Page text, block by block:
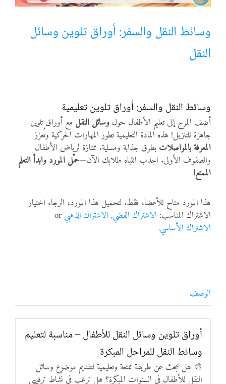
أنواع الموارد
الألعاب التفاعلية
وسائط النقل والسفر: أوراق تلوين وسائل
النقل
وسائط النقل والسفر: أوراق تلوين تعليمية
أضف المرح إلى تعليم الأطفال حول وسائل النقل مع أوراق تلوين
جاهزة للتنزيل! هذه المادة التعليمية تطور المهارات الحركية وتُعزز
المعرفة بالمواصلات بطرق جذابة ومسلية. ممتازة لرياض الأطفال
والصفوف الأولى. اجذب انتباه طلابك الآن—حمّل المورد وابدأ التعلم
الممتع!
هذا المورد متاح للأعضاء فقط. لتحميل هذا المورد، الرجاء اختيار
الاشتراك المناسب: الاشتراك الفضي, الاشتراك الذهبي
الاشتراك الأساسي.
الوصف
أوراق تلوين وسائل النقل للأطفال – مناسبة لتعليم
وسائط النقل للمراحل المبكرة
🎨 هل تبحث عن طريقة ممتعة وتعليمية لتقديم موضوع وسائل
النقل للأطفال في السنوات المبكرة؟ هل ترغب في نشاط ترفيهي